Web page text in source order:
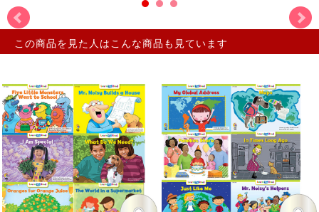
この商品を見た人はこんな商品も見ています